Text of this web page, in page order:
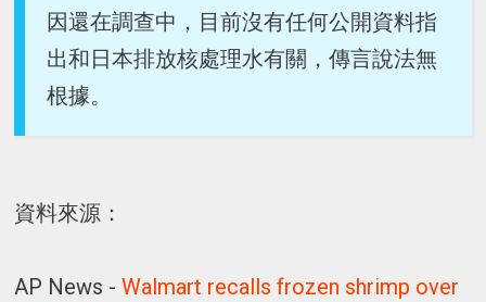
因還在調查中，目前沒有任何公開資料指
出和日本排放核處理水有關，傳言說法無
根據。
資料來源：
AP News -Walmart recalls frozen shrimp over